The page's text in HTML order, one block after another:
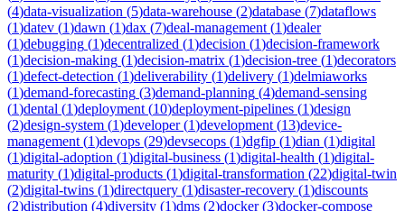
(4)data-visualization (5)data-warehouse (2)database (7)dataflows
(1)datev (1)dawn (1)dax (7)deal-management (1)dealer
(1)debugging (1)decentralized (1)decision (1)decision-framework
(1)decision-making (1)decision-matrix (1)decision-tree (1)decorators
(1)defect-detection (1)deliverability (1)delivery (1)delmiaworks
(1)demand-forecasting (3)demand-planning (4)demand-sensing
(1)dental (1)deployment (10)deployment-pipelines (1)design
(2)design-system (1)developer(1)development (13)device-
management (1)devops (29)devsecops (1)dgfip (1)dian (1)digital
(1)digital-adoption (1)digital-business (1)digital-health (1)digital-
maturity (1)digital-products (1)digital-transformation (22)digital-twin
(2)digital-twins (1)directquery (1)disaster-recovery (1)discounts
(2)distribution (4)diversity (1)dms (2)docker(3)docker-compose